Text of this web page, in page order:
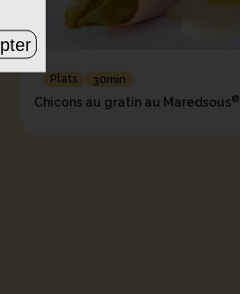
Plats 30min
Chicons au gratin au Maredsous®